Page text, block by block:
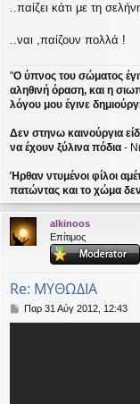
υ
η
..παίζει κάτι με τη
..ναι ,παίζουν πολλά !
"Ο ύπνος του σώματος
αληθινή όραση, και η
λόγου μου έγινε
Δεν στηνω καινούργια
να έχουν ξύλινα πόδια -
Ήρθαν ντυμένοι φίλοι
πατώντας και το χώμα
alkinoos
Επίτιμος
Re: ΜΥΘΩΔΙΑ
Δ
η
Παρ 31 Αύγ 2012, 12:43